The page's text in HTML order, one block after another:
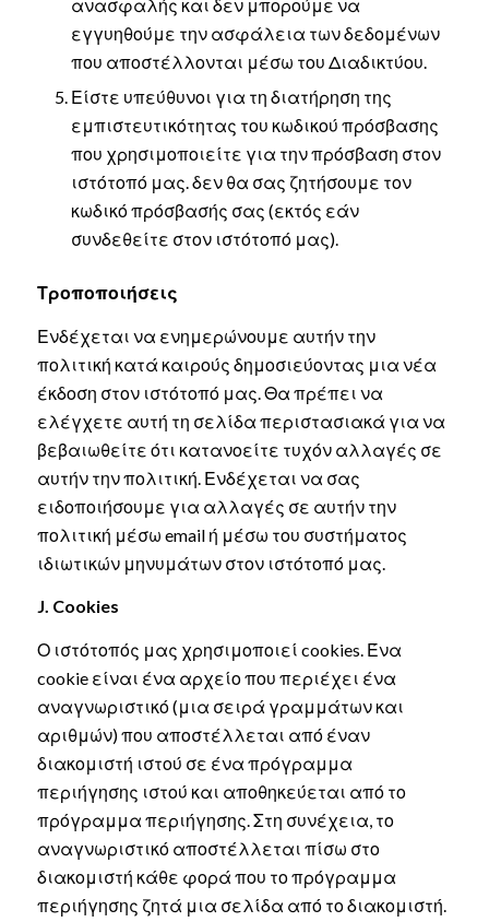
ανασφαλής και δεν μπορούμε να
εγγυηθούμε την ασφάλεια των δεδομένων
που αποστέλλονται μέσω του Διαδικτύου.
Είστε υπεύθυνοι για τη διατήρηση της
εμπιστευτικότητας του κωδικού πρόσβασης
που χρησιμοποιείτε για την πρόσβαση στον
ιστότοπό μας. δεν θα σας ζητήσουμε τον
κωδικό πρόσβασής σας (εκτός εάν
συνδεθείτε στον ιστότοπό μας).
Τροποποιήσεις
Ενδέχεται να ενημερώνουμε αυτήν την
πολιτική κατά καιρούς δημοσιεύοντας μια νέα
έκδοση στον ιστότοπό μας. Θα πρέπει να
ελέγχετε αυτή τη σελίδα περιστασιακά για να
βεβαιωθείτε ότι κατανοείτε τυχόν αλλαγές σε
αυτήν την πολιτική. Ενδέχεται να σας
ειδοποιήσουμε για αλλαγές σε αυτήν την
πολιτική μέσω email ή μέσω του συστήματος
ιδιωτικών μηνυμάτων στον ιστότοπό μας.
J. Cookies
Ο ιστότοπός μας χρησιμοποιεί cookies. Ένα
cookie είναι ένα αρχείο που περιέχει ένα
αναγνωριστικό (μια σειρά γραμμάτων και
αριθμών) που αποστέλλεται από έναν
διακομιστή ιστού σε ένα πρόγραμμα
περιήγησης ιστού και αποθηκεύεται από το
πρόγραμμα περιήγησης. Στη συνέχεια, το
αναγνωριστικό αποστέλλεται πίσω στο
διακομιστή κάθε φορά που το πρόγραμμα
περιήγησης ζητά μια σελίδα από το διακομιστή.